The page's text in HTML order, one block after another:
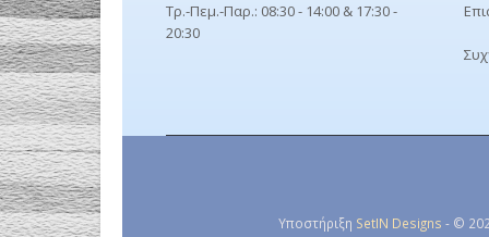
Τρ.-Πεμ.-Παρ.: 08:30 - 14:00 & 17:30 -
20:30
Υποστήριξη SetIN Designs - ©